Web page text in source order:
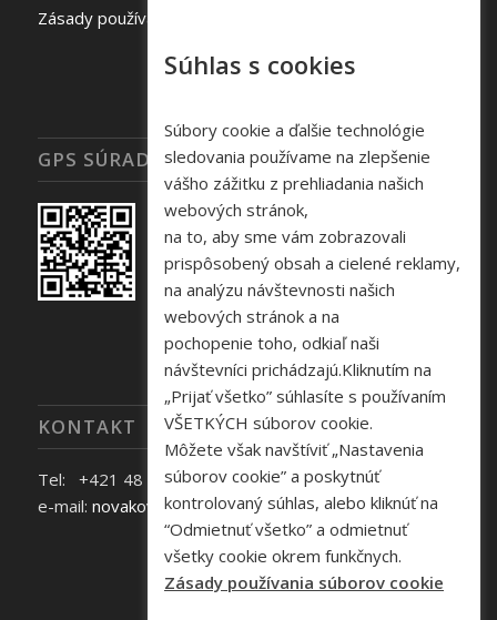
Zásady používania súborov cookie
GPS SÚRADNICE
KONTAKT
Tel: +421 48 645 40 35
e-mail: novakova@zelpo.sk
Súhlas s cookies
Súbory cookie a ďalšie technológie
sledovania používame na zlepšenie
vášho zážitku z prehliadania našich
webových stránok,
na to, aby sme vám zobrazovali
prispôsobený obsah a cielené reklamy,
na analýzu návštevnosti našich
webových stránok a na
pochopenie toho, odkiaľ naši
návštevníci prichádzajú.Kliknutím na
„Prijať všetko” súhlasíte s používaním
VŠETKÝCH súborov cookie.
Môžete však navštíviť „Nastavenia
súborov cookie” a poskytnúť
kontrolovaný súhlas, alebo kliknúť na
“Odmietnuť všetko” a odmietnuť
všetky cookie okrem funkčnych.
Zásady používania súborov cookie